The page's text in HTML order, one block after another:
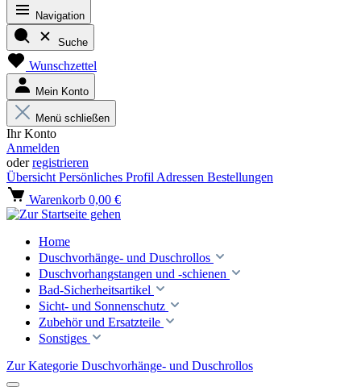
Navigation
Suche
Wunschzettel
Mein Konto
Menü schließen
Ihr Konto
Anmelden
oderregistrieren
Übersicht Persönliches Profil Adressen Bestellungen
Warenkorb 0,00 €
Home
Duschvorhänge- und Duschrollos
Duschvorhangstangen und -schienen
Bad-Sicherheitsartikel
Sicht- und Sonnenschutz
Zubehör und Ersatzteile
Sonstiges
Zur Kategorie Duschvorhänge- und Duschrollos